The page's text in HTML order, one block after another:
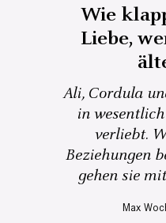
Wie
Liebe,
Ali, Cordula
in
verliebt.
Beziehungen
gehen sie
Max